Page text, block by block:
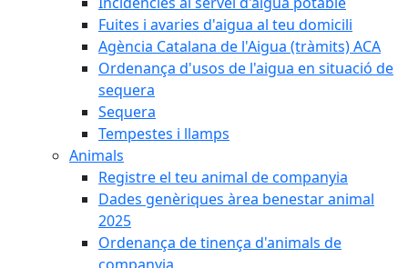
Fuites i avaries d'aigua al teu domicili
Agència Catalana de l'Aigua (tràmits) ACA
Ordenança d'usos de l'aigua en situació de
sequera
Sequera
Tempestes i llamps
Animals
Registre el teu animal de companyia
Dades genèriques àrea benestar animal
2025
Ordenança de tinença d'animals de